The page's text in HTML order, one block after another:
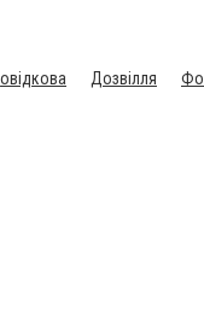
Дозвілля